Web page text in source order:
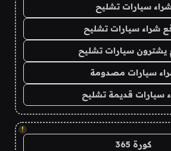
سيارات تشليح
شراء سيارات تشليح
يشترون سيارات تشليح
سيارات مصدومة
سيارات قديمة تشليح
!
كورة 365